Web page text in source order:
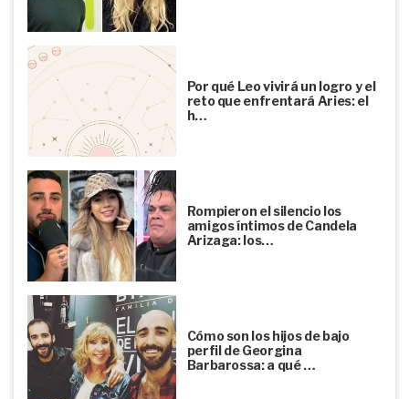
Por qué Leo vivirá un logro y el
reto que enfrentará Aries: el
h…
Rompieron el silencio los
amigos íntimos de Candela
Arizaga: los…
Cómo son los hijos de bajo
perfil de Georgina
Barbarossa: a qué …